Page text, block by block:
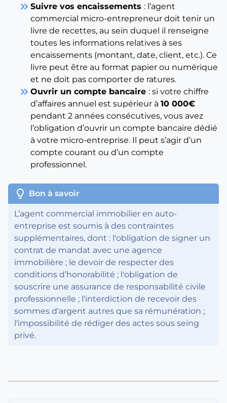
keyboard_double_arrow_right Suivre vos encaissements : l’agent
commercial micro-entrepreneur doit tenir un
livre de recettes, au sein duquel il renseigne
toutes les informations relatives à ses
encaissements (montant, date, client, etc.). Ce
livre peut être au format papier ou numérique
et ne doit pas comporter de ratures.
keyboard_double_arrow_right Ouvrir un compte bancaire : si votre chiffre
d’affaires annuel est supérieur à 10 000€
pendant 2 années consécutives, vous avez
l’obligation d’ouvrir un compte bancaire dédié
à votre micro-entreprise. Il peut s’agir d’un
compte courant ou d’un compte
professionnel.
lightbulb Bon à savoir
L’agent commercial immobilier en auto-
entreprise est soumis à des contraintes
supplémentaires, dont : l'obligation de signer un
contrat de mandat avec une agence
immobilière ; le devoir de respecter des
conditions d’honorabilité ; l'obligation de
souscrire une assurance de responsabilité civile
professionnelle ; l'interdiction de recevoir des
sommes d'argent autres que sa rémunération ;
l'impossibilité de rédiger des actes sous seing
privé.